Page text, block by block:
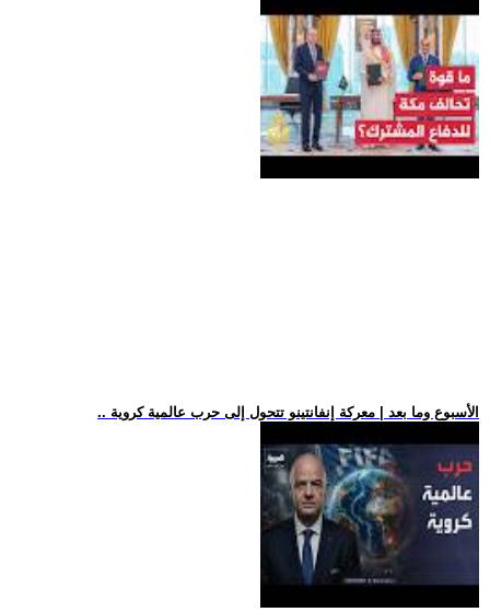
.. الأسبوع وما بعد | معركة إنفانتينو تتحول إلى حرب عالمية كروية